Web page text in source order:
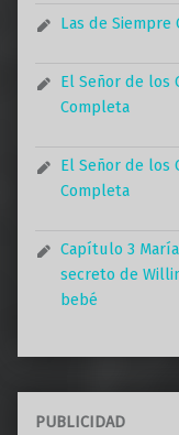
Las de Siempre
El Señor de los
Completa
El Señor de los
Completa
Capítulo 3
secreto de
bebé
PUBLICIDAD